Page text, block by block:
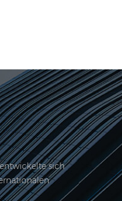
sich
hier. 2006